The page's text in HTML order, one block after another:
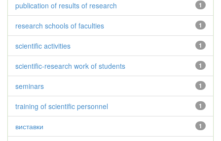
1
publication of results of research
1
research schools of faculties
1
scientific activities
1
scientific-research work of students
1
seminars
1
training of scientific personnel
1
виставки